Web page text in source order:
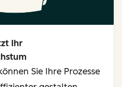
Ihr
Sie Ihre Prozesse